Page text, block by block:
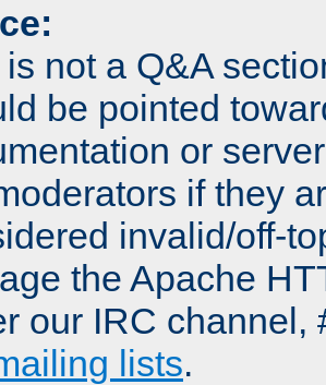
not a Q&A
be pointed
or
if they
invalid/off-
the Apache
our IRC channel,
lists.